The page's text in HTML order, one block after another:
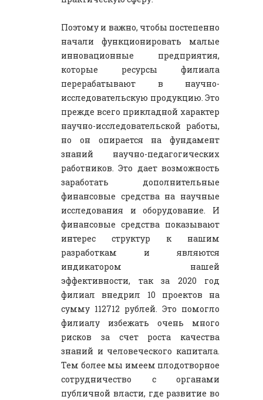
Поэтому и важно, чтобы постепенно
начали функционировать малые
инновационные предприятия,
которые ресурсы филиала
перерабатывают в научно-
исследовательскую продукцию. Это
прежде всего прикладной характер
научно-исследовательской работы,
но он опирается на фундамент
знаний научно-педагогических
работников. Это дает возможность
заработать дополнительные
финансовые средства на научные
исследования и оборудование. И
финансовые средства показывают
интерес структур к нашим
разработкам и являются
индикатором нашей
эффективности, так за 2020 год
филиал внедрил 10 проектов на
сумму 112712 рублей. Это помогло
филиалу избежать очень много
рисков за счет роста качества
знаний и человеческого капитала.
Тем более мы имеем плодотворное
сотрудничество с органами
публичной власти, где развитие во